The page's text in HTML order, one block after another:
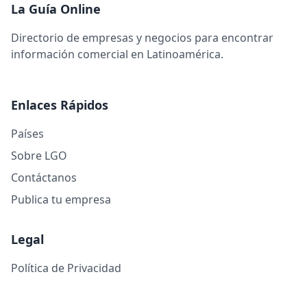
La Guía Online
Directorio de empresas y negocios para encontrar
información comercial en Latinoamérica.
Enlaces Rápidos
Países
Sobre LGO
Contáctanos
Publica tu empresa
Legal
Política de Privacidad